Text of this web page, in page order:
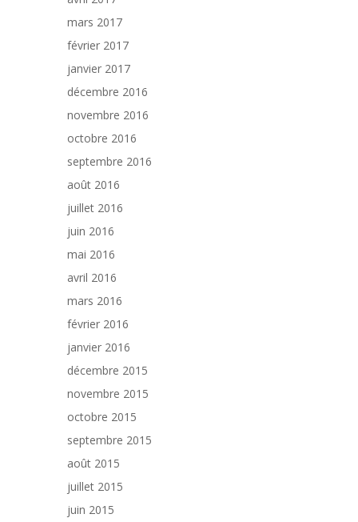
mars 2017
février 2017
janvier 2017
décembre 2016
novembre 2016
octobre 2016
septembre 2016
août 2016
juillet 2016
juin 2016
mai 2016
avril 2016
mars 2016
février 2016
janvier 2016
décembre 2015
novembre 2015
octobre 2015
septembre 2015
août 2015
juillet 2015
juin 2015